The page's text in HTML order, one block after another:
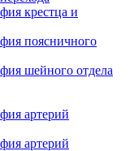
крестца и
поясничного
шейного отдела
артерий
артерий